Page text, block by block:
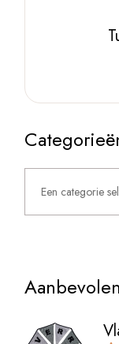
Een
categorie
selecteren